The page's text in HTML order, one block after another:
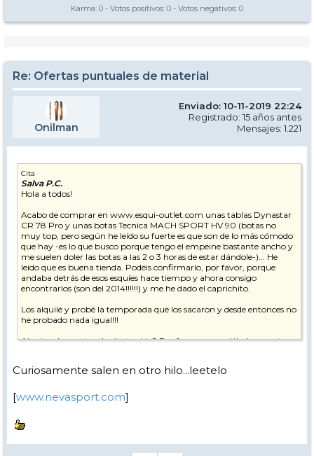
Karma: 0 - Votos positivos: 0 - Votos negativos: 0
Re: Ofertas puntuales de material
Onilman
Enviado: 10-11-2019 22:24
Registrado: 15 años antes
Mensajes: 1.221
Cita
Salva P.C.
Hola a todos!
Acabo de comprar en www.esqui-outlet.com unas tablas Dynastar
CR 78 Pro y unas botas Tecnica MACH SPORT HV 90 (botas no
muy top, pero según he leído su fuerte es que son de lo más cómodo
que hay -es lo que busco porque tengo el empeine bastante ancho y
me suelen doler las botas a las 2 o 3 horas de estar dándole-)... He
leído que es buena tienda. Podéis confirmarlo, por favor, porque
andaba detrás de esos esquíes hace tiempo y ahora consigo
encontrarlos (son del 2014!!!!!!) y me he dado el caprichito.
Los alquilé y probé la temporada que los sacaron y desde entonces no
he probado nada igual!!!
Alguien de vosotros los ha tenido? Por favor, me podéis dar vuestras
Gracias!!!!
Ya llega, ya llega la nieve... Me muero de ganas!!!
Curiosamente salen en otro hilo...leetelo
[www.nevasport.com]